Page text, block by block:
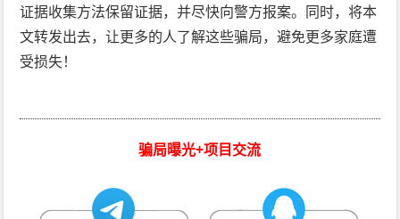
证据收集方法保留证据，并尽快向警方报案。同时，将本
文转发出去，让更多的人了解这些骗局，避免更多家庭遭
受损失！
骗局曝光+项目交流